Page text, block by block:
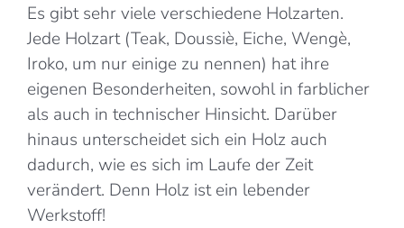
Es gibt sehr viele verschiedene Holzarten.
Jede Holzart (Teak, Doussiè, Eiche, Wengè,
Iroko, um nur einige zu nennen) hat ihre
eigenen Besonderheiten, sowohl in farblicher
als auch in technischer Hinsicht. Darüber
hinaus unterscheidet sich ein Holz auch
dadurch, wie es sich im Laufe der Zeit
verändert. Denn Holz ist ein lebender
Werkstoff!